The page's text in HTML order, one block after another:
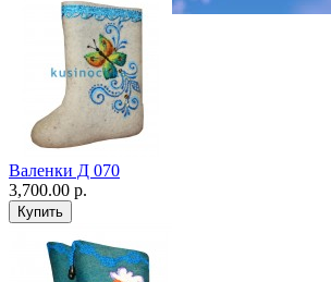
Валенки Д 070
3,700.00 р.